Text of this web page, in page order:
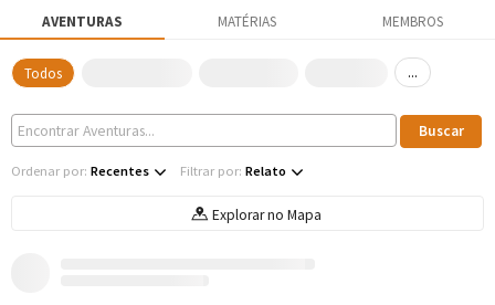
AVENTURAS MATÉRIAS MEMBROS
Todos ...
Ordenar por: Recentes Filtrar por: Relato
Explorar no Mapa